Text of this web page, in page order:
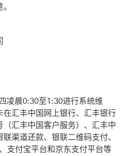
凌晨0:30至1:30进行系统维
汇丰中国网上银行、汇丰银行
汇丰中国客户服务）、汇丰中
渠道还款、银联二维码支付、
支付宝平台和京东支付平台等